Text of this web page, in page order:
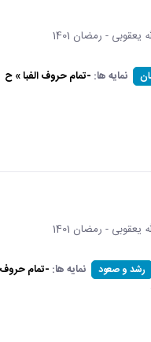
یعقوبی - رمضان 1401
نمایه ها: -تمام حروف الفبا » ح
یعقوبی - رمضان 1401
رشد و صعود نمایه ها: -تمام حروف